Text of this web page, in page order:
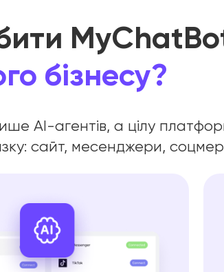
бізнесу?
AI-агентів, а цілу
сайт, месенджери,